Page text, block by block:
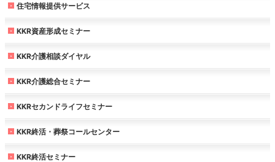
住宅情報提供サービス
KKR資産形成セミナー
KKR介護相談ダイヤル
KKR介護総合セミナー
KKRセカンドライフセミナー
KKR終活・葬祭コールセンター
KKR終活セミナー